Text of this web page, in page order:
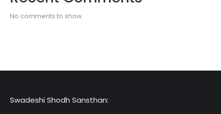
No comments to show.
Swadeshi Shodh Sansthan: